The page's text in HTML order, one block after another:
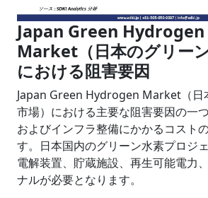
Japan Green Hydrogen
Market（日本のグリーン
における阻害要因
Japan Green Hydrogen Market（日
市場）における主要な阻害要因の一
およびインフラ整備にかかるコスト
す。日本国内のグリーン水素プロジ
電解装置、貯蔵施設、再生可能電力
ナルが必要となります。